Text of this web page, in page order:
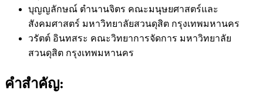
บุญญลักษณ์ ตำนานจิตร คณะมนุษยศาสตร์และ
สังคมศาสตร์ มหาวิทยาลัยสวนดุสิต กรุงเทพมหานคร
วรัตต์ อินทสระ คณะวิทยาการจัดการ มหาวิทยาลัย
สวนดุสิต กรุงเทพมหานคร
คำสำคัญ: